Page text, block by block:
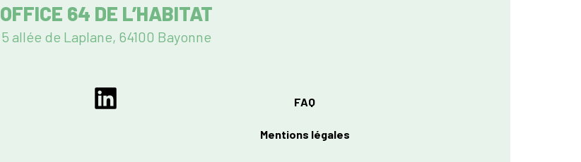
OFFICE 64 DE L’HABITAT
5 allée de Laplane, 64100 Bayonne
FAQ
Mentions légales